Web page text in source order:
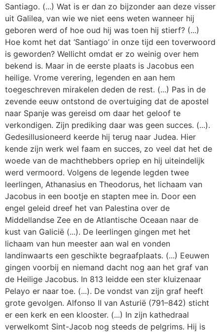
Webshop
Contact
Santiago. (...) Wat is er dan zo bijzonder aan deze visser
uit Galilea, van wie we niet eens weten wanneer hij
geboren werd of hoe oud hij was toen hij stierf? (...)
Hoe komt het dat ‘Santiago’ in onze tijd een toverwoord
is geworden? Wellicht omdat er zo weinig over hem
bekend is. Maar in de eerste plaats is Jacobus een
heilige. Vrome verering, legenden en aan hem
toegeschreven mirakelen deden de rest. (...) Pas in de
zevende eeuw ontstond de overtuiging dat de apostel
naar Spanje was gereisd om daar het geloof te
verkondigen. Zijn prediking daar was geen succes. (...).
Gedesillusioneerd keerde hij terug naar Judea. Hier
kende zijn werk wel faam en succes, zo veel dat het de
woede van de machthebbers opriep en hij uiteindelijk
werd vermoord. Volgens de legende legden twee
leerlingen, Athanasius en Theodorus, het lichaam van
Jacobus in een bootje en stapten mee in. Door een
engel geleid dreef het van Palestina over de
Middellandse Zee en de Atlantische Oceaan naar de
kust van Galicië (...). De leerlingen gingen met het
lichaam van hun meester aan wal en vonden
landinwaarts een geschikte begraafplaats. (...) Eeuwen
gingen voorbij en niemand dacht nog aan het graf van
de Heilige Jacobus. In 813 leidde een ster kluizenaar
Pelayo er naar toe. (...). De vondst van zijn graf heeft
grote gevolgen. Alfonso II van Asturië (791–842) sticht
er een kerk en een klooster. (...) In zijn kathedraal
verwelkomt Sint-Jacob nog steeds de pelgrims. Hij is